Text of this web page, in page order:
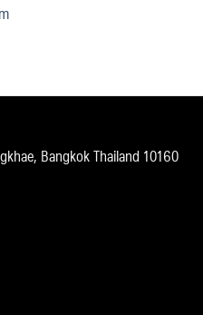
Bangkok Thailand 10160